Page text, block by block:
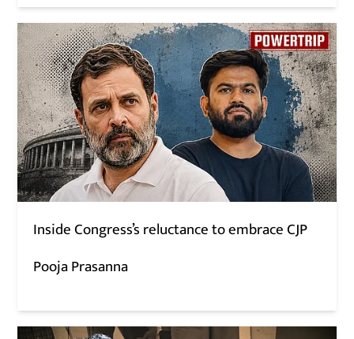
Inside Congress’s reluctance to embrace CJP
Pooja Prasanna